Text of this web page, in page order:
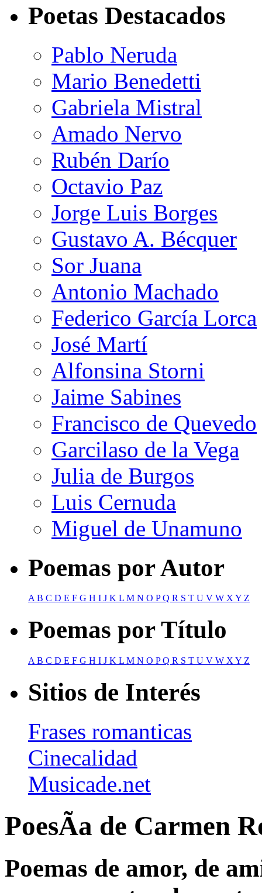
Poetas Destacados
Pablo Neruda
Mario Benedetti
Gabriela Mistral
Amado Nervo
Rubén Darío
Octavio Paz
Jorge Luis Borges
Gustavo A. Bécquer
Sor Juana
Antonio Machado
Federico García Lorca
José Martí
Alfonsina Storni
Jaime Sabines
Francisco de Quevedo
Garcilaso de la Vega
Julia de Burgos
Luis Cernuda
Miguel de Unamuno
Poemas por Autor
AB C D E F G H I J K L M N O PQ R S T U V W XY Z
Poemas por Título
A B C D E F G H I J K L M N O PQ R S T U V W X Y Z
Sitios de Interés
Frases romanticas
Cinecalidad
Musicade.net
PoesÃ­a de Carmen
Poemas de amor, de